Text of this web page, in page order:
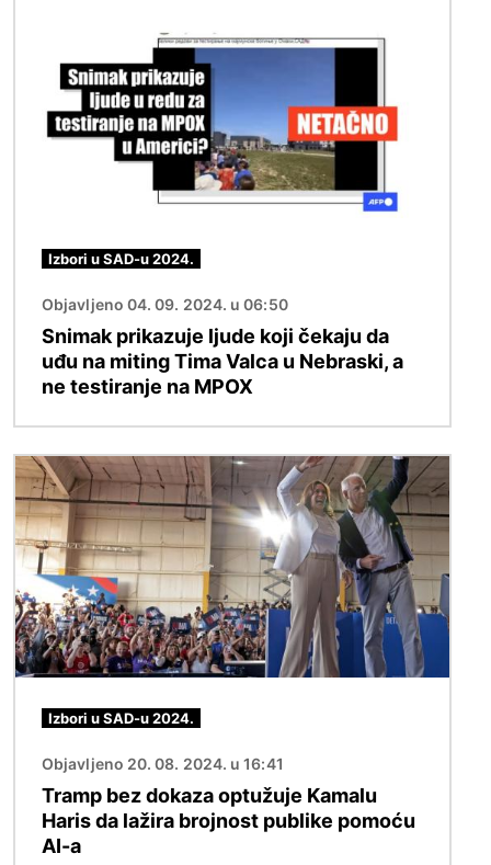
Izbori u SAD-u 2024.
Objavljeno 04. 09. 2024. u 06:50
Snimak prikazuje ljude koji čekaju da
uđu na miting Tima Valca u Nebraski, a
ne testiranje na MPOX
Image
Izbori u SAD-u 2024.
Objavljeno 20. 08. 2024. u 16:41
Tramp bez dokaza optužuje Kamalu
Haris da lažira brojnost publike pomoću
AI-a